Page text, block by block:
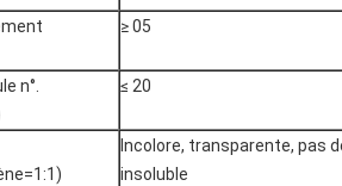
≥ 05
n°.
≤ 20
Incolore, transparente, pas
insoluble